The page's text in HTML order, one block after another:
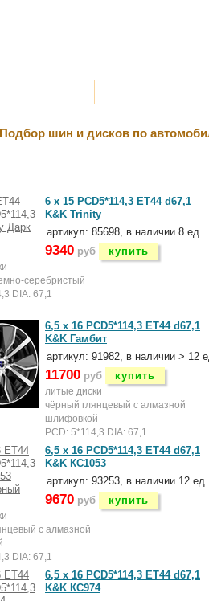
Подбор шин и дисков по
6 x 15 PCD5*114,3 ET44 d67,1
K&K Trinity
артикул: 85698, в наличии 8 ед.
9340 руб купить
серебристый
DIA: 67,1
6,5 x 16 PCD5*114,3 ET44 d67,1
K&K Гамбит
артикул: 91982, в наличии > 12
11700 руб купить
литые диски
чёрный глянцевый с алмазной
шлифовкой
PCD: 5*114,3 DIA: 67,1
6,5 x 16 PCD5*114,3 ET44 d67,1
K&K КС1053
артикул: 93253, в наличии 12 ед.
9670 руб купить
с алмазной
DIA: 67,1
6,5 x 16 PCD5*114,3 ET44 d67,1
K&K КС974